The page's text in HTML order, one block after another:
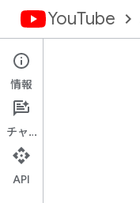
YouTube
YouTube Reporting API
使用可能なレポート
情報
チャット
API